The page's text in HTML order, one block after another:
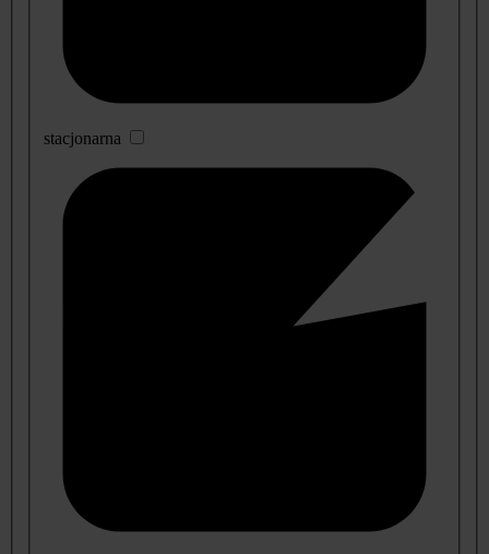
stacjonarna